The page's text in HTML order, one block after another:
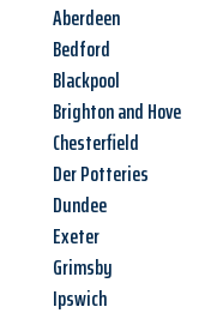
Aberdeen
Bedford
Blackpool
Brighton and Hove
Chesterfield
Der Potteries
Dundee
Exeter
Grimsby
Ipswich